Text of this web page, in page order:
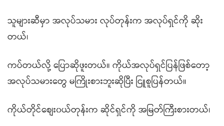
သူများဆီမှာ အလုပ်သမား လုပ်တုန်းက အလုပ်ရှင်ကို ဆိုး
တယ်၊
ကပ်တယ်လို့ ပြောဆိုဖူးတယ်။ ကိုယ်အလုပ်ရှင်ပြန်ဖြစ်တော့
အလုပ်သမားတွေ မကြိုးစားဘူးဆိုပြီး ငြူစူပြန်တယ်။
ကိုယ်တိုင်စျေး၀ယ်တုန်းက ဆိုင်ရှင်ကို အမြတ်ကြီးစားတယ်၊